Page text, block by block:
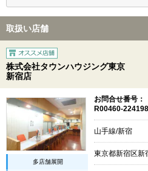
取扱い店舗
株式会社タウンハウジング東京
新宿店
多店舗展開
お問合せ番号：
R00460-224198
山手線/新宿
東京都新宿区新